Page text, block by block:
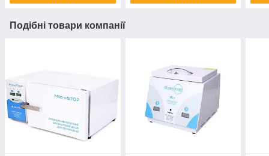
Подібні товари компанії